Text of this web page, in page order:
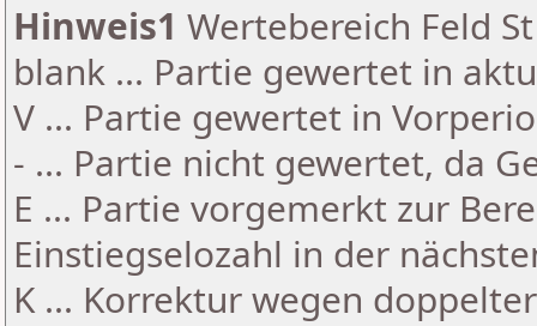
Hinweis1 Wertebereich Feld
blank ... Partie gewertet in
V ... Partie gewertet in
- ... Partie nicht gewertet, da
E ... Partie vorgemerkt zur
Einstiegselozahl in der
K ... Korrektur wegen